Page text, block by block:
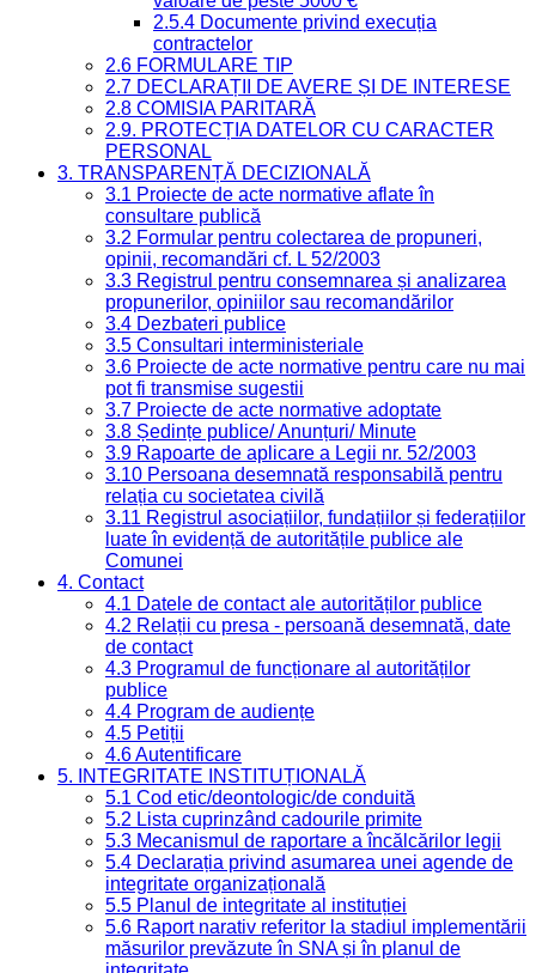
2.5.4 Documente privind execuția
contractelor
2.6 FORMULARE TIP
2.7 DECLARAȚII DE AVERE ȘI DE INTERESE
2.8 COMISIA PARITARĂ
2.9. PROTECȚIA DATELOR CU CARACTER
PERSONAL
3. TRANSPARENȚĂ DECIZIONALĂ
3.1 Proiecte de acte normative aflate în
consultare publică
3.2 Formular pentru colectarea de propuneri,
opinii, recomandări cf. L 52/2003
3.3 Registrul pentru consemnarea și analizarea
propunerilor, opiniilor sau recomandărilor
3.4 Dezbateri publice
3.5 Consultari interministeriale
3.6 Proiecte de acte normative pentru care nu mai
pot fi transmise sugestii
3.7 Proiecte de acte normative adoptate
3.8 Ședințe publice/ Anunțuri/ Minute
3.9 Rapoarte de aplicare a Legii nr. 52/2003
3.10 Persoana desemnată responsabilă pentru
relația cu societatea civilă
3.11 Registrul asociațiilor, fundațiilor și federațiilor
luate în evidență de autoritățile publice ale
Comunei
4. Contact
4.1 Datele de contact ale autorităților publice
4.2 Relații cu presa - persoană desemnată, date
de contact
4.3 Programul de funcționare al autorităților
publice
4.4 Program de audiențe
4.5 Petiții
4.6 Autentificare
5. INTEGRITATE INSTITUȚIONALĂ
5.1 Cod etic/deontologic/de conduită
5.2 Lista cuprinzând cadourile primite
5.3 Mecanismul de raportare a încălcărilor legii
5.4 Declarația privind asumarea unei agende de
integritate organizațională
5.5 Planul de integritate al instituției
5.6 Raport narativ referitor la stadiul implementării
măsurilor prevăzute în SNA și în planul de